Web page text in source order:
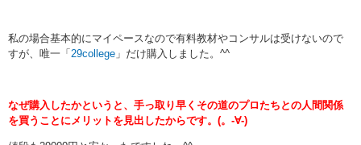
私の場合基本的にマイペースなので有料教材やコンサルは受けないので
すが、唯一「 29college 」だけ購入しました。^^
なぜ購入したかというと、手っ取り早くその道のプロたちとの人間関係
を買うことにメリットを見出したからです。(。-∀-)